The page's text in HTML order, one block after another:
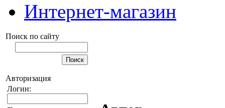
Интернет-магазин
Поиск по сайту
Авторизация
Логин: